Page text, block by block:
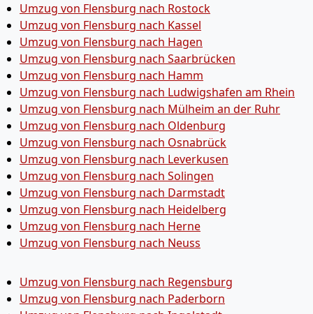
Umzug von Flensburg nach Rostock
Umzug von Flensburg nach Kassel
Umzug von Flensburg nach Hagen
Umzug von Flensburg nach Saarbrücken
Umzug von Flensburg nach Hamm
Umzug von Flensburg nach Ludwigshafen am Rhein
Umzug von Flensburg nach Mülheim an der Ruhr
Umzug von Flensburg nach Oldenburg
Umzug von Flensburg nach Osnabrück
Umzug von Flensburg nach Leverkusen
Umzug von Flensburg nach Solingen
Umzug von Flensburg nach Darmstadt
Umzug von Flensburg nach Heidelberg
Umzug von Flensburg nach Herne
Umzug von Flensburg nach Neuss
Umzug von Flensburg nach Regensburg
Umzug von Flensburg nach Paderborn